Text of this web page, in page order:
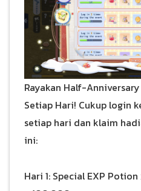
Rayakan Half-
Setiap Hari! Cukup login
setiap hari dan klaim
ini:
Hari 1: Special EXP